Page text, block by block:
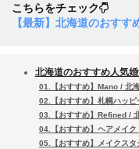
こちらをチェック
【最新】北海道のおすす
北海道のおすすめ人気
01.【おすすめ】Mano / 北
02.【おすすめ】札幌ハッ
03.【おすすめ】Refined /
04.【おすすめ】ヘアメイク
05.【おすすめ】メイクス